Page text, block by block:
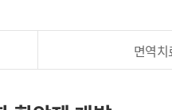
면역치